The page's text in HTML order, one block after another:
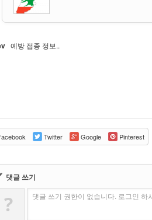
예방 접종 정보..
Twitter Google Pinterest
댓글 쓰기
? 댓글 쓰기 권한이 없습니다. 로그인 하